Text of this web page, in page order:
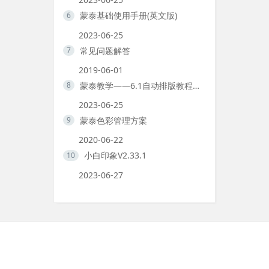
6
蒙泰基础使用手册(英文版)
2023-06-25
7
常见问题解答
2019-06-01
8
蒙泰教学——6.1自动排版教程合集
2023-06-25
9
蒙泰色彩管理方案
2020-06-22
10
小白印象V2.33.1
2023-06-27